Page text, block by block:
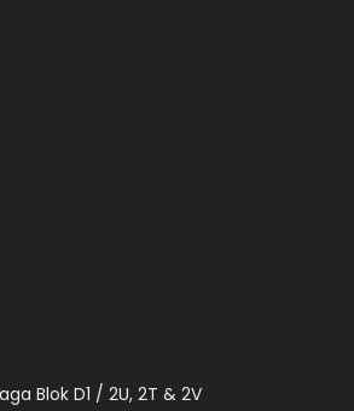
Blok D1 / 2U, 2T & 2V